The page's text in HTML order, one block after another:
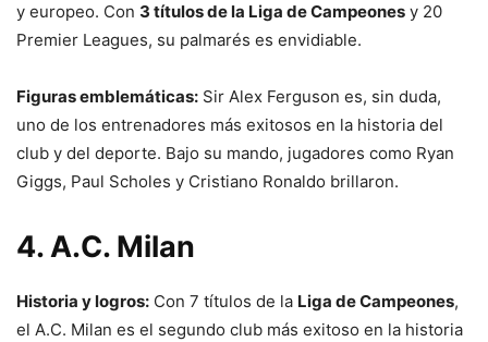
y europeo. Con 3 títulos de la Liga de Campeones y 20
Premier Leagues, su palmarés es envidiable.
Figuras emblemáticas: Sir Alex Ferguson es, sin duda,
uno de los entrenadores más exitosos en la historia del
club y del deporte. Bajo su mando, jugadores como Ryan
Giggs, Paul Scholes y Cristiano Ronaldo brillaron.
4. A.C. Milan
Historia y logros: Con 7 títulos de la Liga de Campeones,
el A.C. Milan es el segundo club más exitoso en la historia